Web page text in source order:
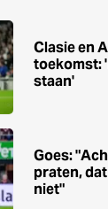
Clasie en
toekomst:
staan'
Goes:
praten,
niet"